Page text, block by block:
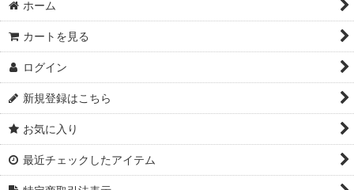
ホーム
カートを見る
ログイン
新規登録はこちら
お気に入り
最近チェックしたアイテム